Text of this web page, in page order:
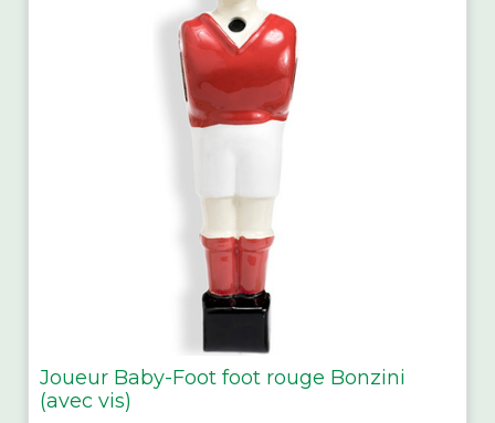
Joueur Baby-Foot foot rouge Bonzini
(avec vis)